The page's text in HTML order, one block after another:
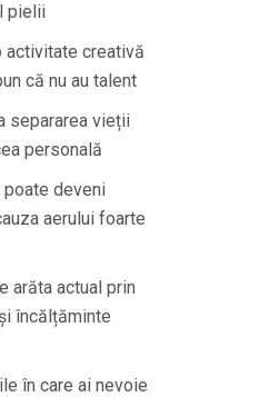
pielii
activitate creativă
că nu au talent
separarea vieții
personală
poate deveni
aerului foarte
arăta actual prin
încălțăminte
în care ai nevoie